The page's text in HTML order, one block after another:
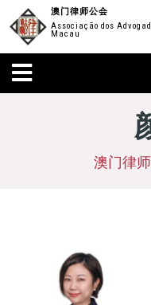
澳门律师公会
Associação dos
Macau
澳门律